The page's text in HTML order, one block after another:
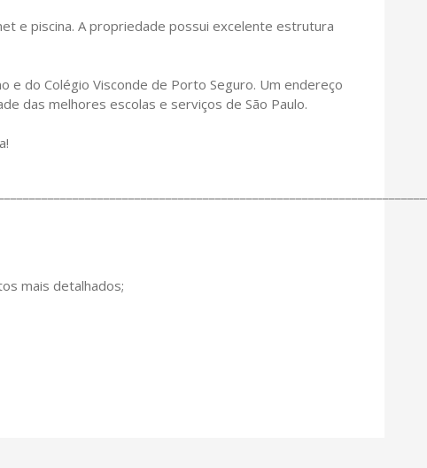
e piscina. A propriedade possui excelente estrutura
e do Colégio Visconde de Porto Seguro. Um endereço
das melhores escolas e serviços de São Paulo.
mais detalhados;